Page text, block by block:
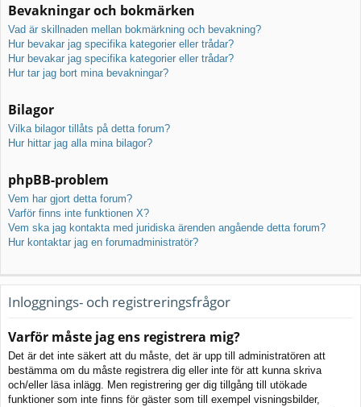
Bevakningar och bokmärken
Vad är skillnaden mellan bokmärkning och bevakning?
Hur bevakar jag specifika kategorier eller trådar?
Hur bevakar jag specifika kategorier eller trådar?
Hur tar jag bort mina bevakningar?
Bilagor
Vilka bilagor tillåts på detta forum?
Hur hittar jag alla mina bilagor?
phpBB-problem
Vem har gjort detta forum?
Varför finns inte funktionen X?
Vem ska jag kontakta med juridiska ärenden angående detta forum?
Hur kontaktar jag en forumadministratör?
Inloggnings- och registreringsfrågor
Varför måste jag ens registrera mig?
Det är det inte säkert att du måste, det är upp till administratören att
bestämma om du måste registrera dig eller inte för att kunna skriva
och/eller läsa inlägg. Men registrering ger dig tillgång till utökade
funktioner som inte finns för gäster som till exempel visningsbilder,